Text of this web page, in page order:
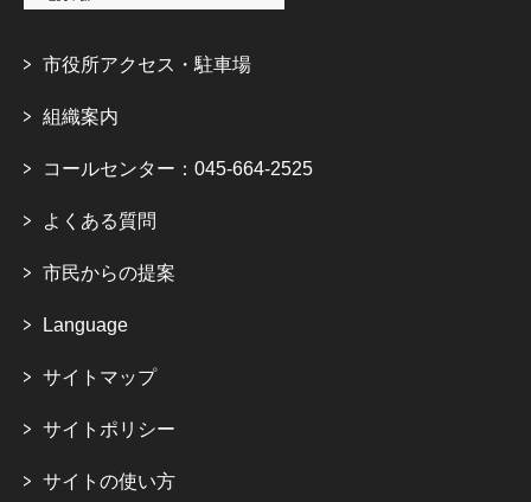
市役所アクセス・駐車場
組織案内
コールセンター：045-664-2525
よくある質問
市民からの提案
Language
サイトマップ
サイトポリシー
サイトの使い方